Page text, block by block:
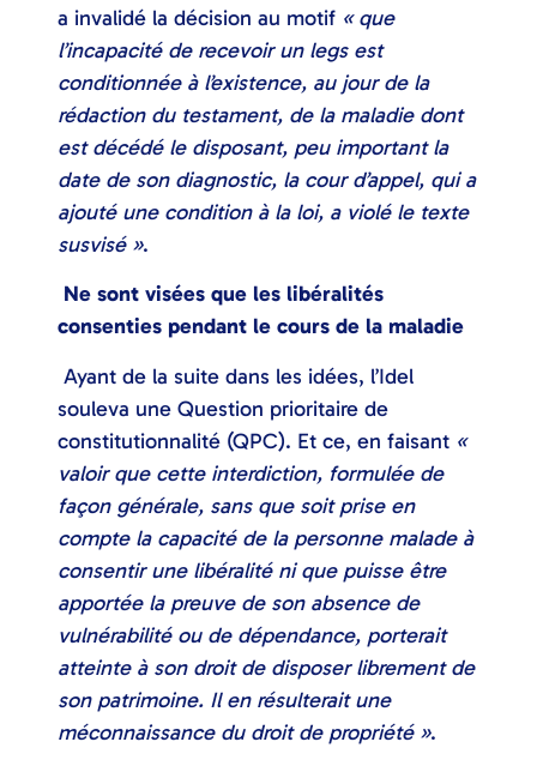
a invalidé la décision au motif « que
l’incapacité de recevoir un legs est
conditionnée à l’existence, au jour de la
rédaction du testament, de la maladie dont
est décédé le disposant, peu important la
date de son diagnostic, la cour d’appel, qui a
ajouté une condition à la loi, a violé le texte
susvisé ».
Ne sont visées que les libéralités
consenties pendant le cours de la maladie
Ayant de la suite dans les idées, l’Idel
souleva une Question prioritaire de
constitutionnalité (QPC). Et ce, en faisant «
valoir que cette interdiction, formulée de
façon générale, sans que soit prise en
compte la capacité de la personne malade à
consentir une libéralité ni que puisse être
apportée la preuve de son absence de
vulnérabilité ou de dépendance, porterait
atteinte à son droit de disposer librement de
son patrimoine. Il en résulterait une
méconnaissance du droit de propriété ».